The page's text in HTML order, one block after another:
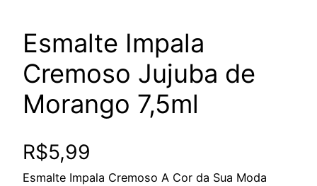
Esmalte Impala
Cremoso Jujuba de
Morango 7,5ml
R$5,99
Esmalte Impala Cremoso A Cor da Sua Moda